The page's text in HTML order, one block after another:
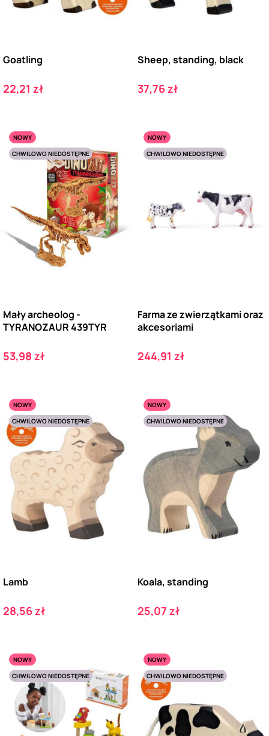
Goatling
Cena
22,21 zł
Sheep, standing, black
Cena
37,76 zł
NOWY
CHWILOWO NIEDOSTĘPNE
Mały archeolog -
TYRANOZAUR 439TYR
Cena
53,98 zł
NOWY
CHWILOWO NIEDOSTĘPNE
Farma ze zwierzątkami oraz
akcesoriami
Cena
244,91 zł
NOWY
CHWILOWO NIEDOSTĘPNE
Lamb
Cena
28,56 zł
NOWY
CHWILOWO NIEDOSTĘPNE
Koala, standing
Cena
25,07 zł
NOWY
CHWILOWO NIEDOSTĘPNE
NOWY
CHWILOWO NIEDOSTĘPNE